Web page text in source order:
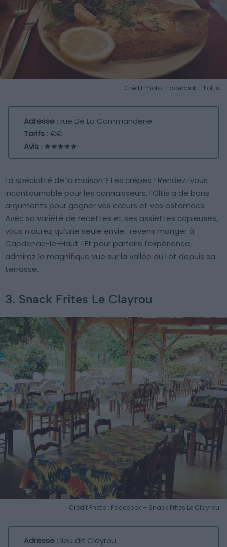
Crédit Photo : Facebook – l’oltis
Adresse : rue De La Commanderie
Tarifs : €€
Avis : ★★★★★
La spécialité de la maison ? Les crêpes ! Rendez-vous
incontournable pour les connaisseurs, l’Oltis a de bons
arguments pour gagner vos cœurs et vos estomacs.
Avec sa variété de recettes et ses assiettes copieuses,
vous n’aurez qu’une seule envie : revenir manger à
Capdenac-le-Haut ! Et pour parfaire l’expérience,
admirez la magnifique vue sur la vallée du Lot depuis sa
terrasse.
3. Snack Frites Le Clayrou
Crédit Photo : Facebook – Snack Frites Le Clayrou
Adresse : lieu dit Clayrou